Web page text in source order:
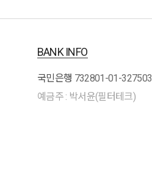
BANK INFO
국민은행 732801-01-327503
예금주 : 박서윤(필터테크)